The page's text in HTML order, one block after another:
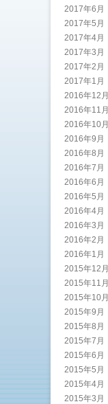
2017年6月
2017年5月
2017年4月
2017年3月
2017年2月
2017年1月
2016年12月
2016年11月
2016年10月
2016年9月
2016年8月
2016年7月
2016年6月
2016年5月
2016年4月
2016年3月
2016年2月
2016年1月
2015年12月
2015年11月
2015年10月
2015年9月
2015年8月
2015年7月
2015年6月
2015年5月
2015年4月
2015年3月